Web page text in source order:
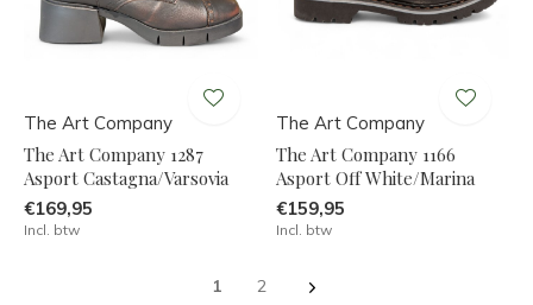
The Art Company
The Art Company 1287
Asport Castagna/Varsovia
€169,95
Incl. btw
The Art Company
The Art Company 1166
Asport Off White/Marina
€159,95
Incl. btw
1 2